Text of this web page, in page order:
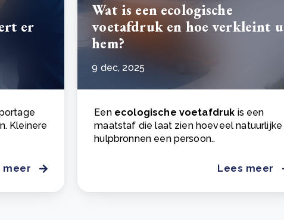
er
Kleinere
meer
Wat is een ecologische
voetafdruk en hoe verkleint u
hem?
9 dec, 2025
Een ecologische voetafdruk is een
maatstaf die laat zien hoeveel natuurlijke
hulpbronnen een persoon..
Lees meer